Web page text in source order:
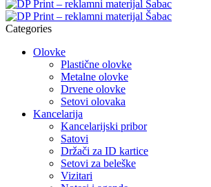
Categories
Olovke
Plastične olovke
Metalne olovke
Drvene olovke
Setovi olovaka
Kancelarija
Kancelarijski pribor
Satovi
Držači za ID kartice
Setovi za beleške
Vizitari